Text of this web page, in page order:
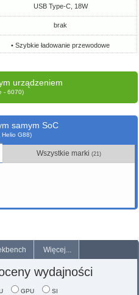
USB Type-C, 18W
brak
• Szybkie ładowanie przewodowe
urządzeniem
- 6070)
samym SoC
Helio G88)
Wszystkie marki (21)
Więcej...
wydajności
GPU SI